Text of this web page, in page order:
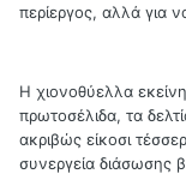
περίεργος, αλλά για
Η χιονοθύελλα
πρωτοσέλιδα, τα
ακριβώς είκοσι
συνεργεία διάσωσης